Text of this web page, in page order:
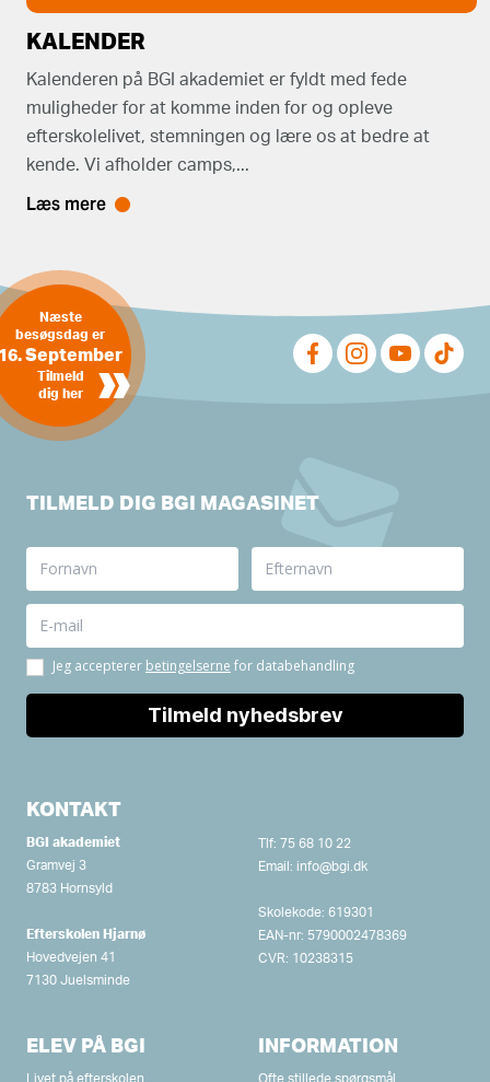
KALENDER
Kalenderen på BGI akademiet er fyldt med fede
muligheder for at komme inden for og opleve
efterskolelivet, stemningen og lære os at bedre at
kende. Vi afholder camps,...
Læs mere
»
Næste
besøgsdag er
September
Tilmeld
dig her
KONTAKT
BGI akademiet
Gramvej 3
8783 Hornsyld
Efterskolen Hjarnø
Hovedvejen 41
7130 Juelsminde
Tlf: 75 68 10 22
Email: info@bgi.dk
Skolekode: 619301
EAN-nr: 5790002478369
CVR: 10238315
ELEV PÅ BGI
Livet på efterskolen
INFORMATION
Ofte stillede spørgsmål
TILMELD DIG BGI MAGASINET